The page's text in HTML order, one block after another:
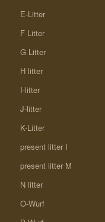
E-Litter
F Litter
G Litter
H litter
I-litter
J-litter
K-Litter
present litter I
present litter M
N litter
O-Wurf